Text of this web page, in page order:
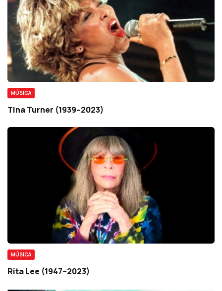
MÚSICA
Tina Turner (1939–2023)
MÚSICA
Rita Lee (1947–2023)